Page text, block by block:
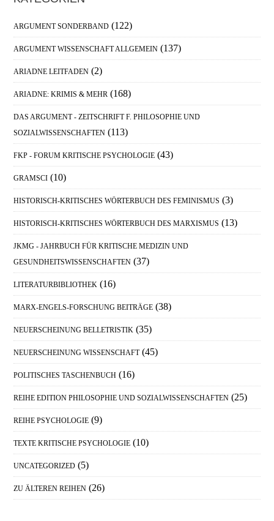
Sidebar
ARGUMENT SONDERBAND (122)
ARGUMENT WISSENSCHAFT ALLGEMEIN (137)
ARIADNE LEITFADEN (2)
ARIADNE: KRIMIS & MEHR (168)
DAS ARGUMENT - ZEITSCHRIFT F. PHILOSOPHIE UND
SOZIALWISSENSCHAFTEN (113)
FKP - FORUM KRITISCHE PSYCHOLOGIE (43)
GRAMSCI (10)
HISTORISCH-KRITISCHES WÖRTERBUCH DES FEMINISMUS (3)
HISTORISCH-KRITISCHES WÖRTERBUCH DES MARXISMUS (13)
JKMG - JAHRBUCH FÜR KRITISCHE MEDIZIN UND
GESUNDHEITSWISSENSCHAFTEN (37)
LITERATURBIBLIOTHEK (16)
MARX-ENGELS-FORSCHUNG BEITRÄGE (38)
NEUERSCHEINUNG BELLETRISTIK (35)
NEUERSCHEINUNG WISSENSCHAFT (45)
POLITISCHES TASCHENBUCH (16)
REIHE EDITION PHILOSOPHIE UND SOZIALWISSENSCHAFTEN (25)
REIHE PSYCHOLOGIE (9)
TEXTE KRITISCHE PSYCHOLOGIE (10)
UNCATEGORIZED (5)
ZU ÄLTEREN REIHEN (26)